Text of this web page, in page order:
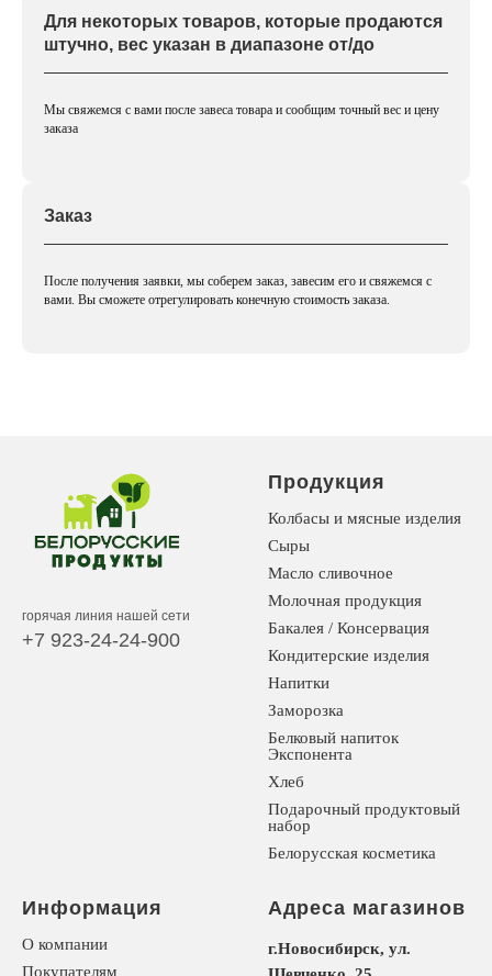
Для некоторых товаров, которые продаются
штучно, вес указан в диапазоне от/до
Мы свяжемся с вами после завеса товара и сообщим точный вес и цену
заказа
Заказ
После получения заявки, мы соберем заказ, завесим его и свяжемся с
вами. Вы сможете отрегулировать конечную стоимость заказа.
горячая линия нашей сети
+7 923-24-24-900
Продукция
Колбасы и мясные изделия
Сыры
Масло сливочное
Молочная продукция
Бакалея / Консервация
Кондитерские изделия
Напитки
Заморозка
Белковый напиток
Экспонента
Хлеб
Подарочный продуктовый
набор
Белорусская косметика
Информация
О компании
Покупателям
Адреса магазинов
г.Новосибирск, ул.